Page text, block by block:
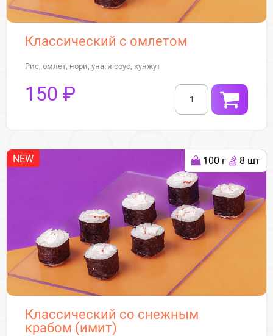
Классический с омлетом
Рис, омлет, нори, унаги соус, кунжут
150 ₽
NEW
Классический со снежным
крабом (имит)
100 г 8 шт